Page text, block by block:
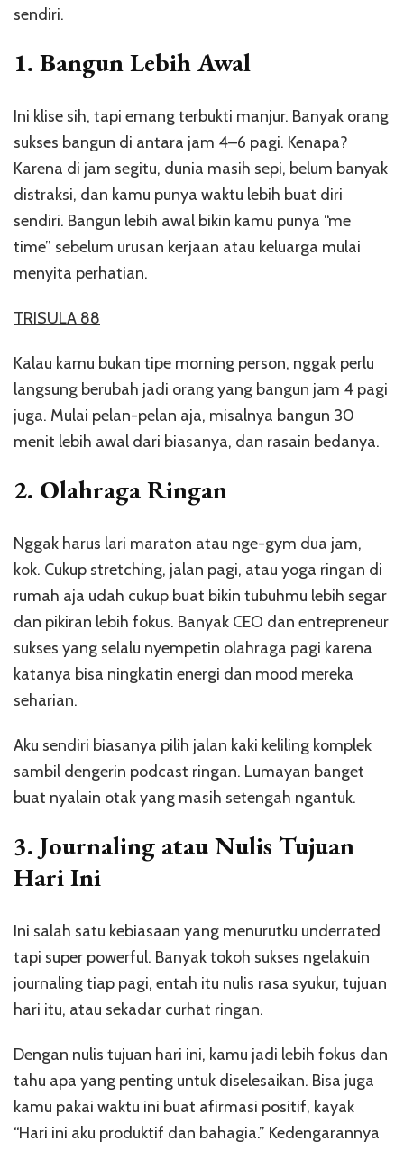
sendiri.
1. Bangun Lebih Awal
Ini klise sih, tapi emang terbukti manjur. Banyak orang
sukses bangun di antara jam 4–6 pagi. Kenapa?
Karena di jam segitu, dunia masih sepi, belum banyak
distraksi, dan kamu punya waktu lebih buat diri
sendiri. Bangun lebih awal bikin kamu punya “me
time” sebelum urusan kerjaan atau keluarga mulai
menyita perhatian.
TRISULA 88
Kalau kamu bukan tipe morning person, nggak perlu
langsung berubah jadi orang yang bangun jam 4 pagi
juga. Mulai pelan-pelan aja, misalnya bangun 30
menit lebih awal dari biasanya, dan rasain bedanya.
2. Olahraga Ringan
Nggak harus lari maraton atau nge-gym dua jam,
kok. Cukup stretching, jalan pagi, atau yoga ringan di
rumah aja udah cukup buat bikin tubuhmu lebih segar
dan pikiran lebih fokus. Banyak CEO dan entrepreneur
sukses yang selalu nyempetin olahraga pagi karena
katanya bisa ningkatin energi dan mood mereka
seharian.
Aku sendiri biasanya pilih jalan kaki keliling komplek
sambil dengerin podcast ringan. Lumayan banget
buat nyalain otak yang masih setengah ngantuk.
3. Journaling atau Nulis Tujuan
Hari Ini
Ini salah satu kebiasaan yang menurutku underrated
tapi super powerful. Banyak tokoh sukses ngelakuin
journaling tiap pagi, entah itu nulis rasa syukur, tujuan
hari itu, atau sekadar curhat ringan.
Dengan nulis tujuan hari ini, kamu jadi lebih fokus dan
tahu apa yang penting untuk diselesaikan. Bisa juga
kamu pakai waktu ini buat afirmasi positif, kayak
“Hari ini aku produktif dan bahagia.” Kedengarannya